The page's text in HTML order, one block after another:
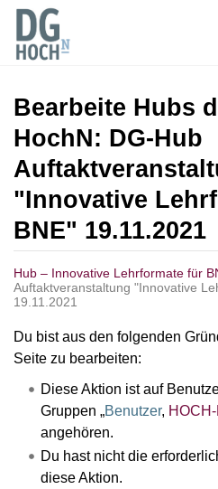
Bearbeite Hubs
HochN: DG-Hub
"Innovative
BNE" 19.11.2021
Hub – Innovative Lehrformate für
Auftaktveranstaltung "Innovative
19.11.2021
Wechseln zu:Navigation,Suche
Du bist aus den folgenden
Seite zu bearbeiten:
Diese Aktion ist auf
Gruppen „Benutzer,
angehören.
Du hast nicht die
diese Aktion.